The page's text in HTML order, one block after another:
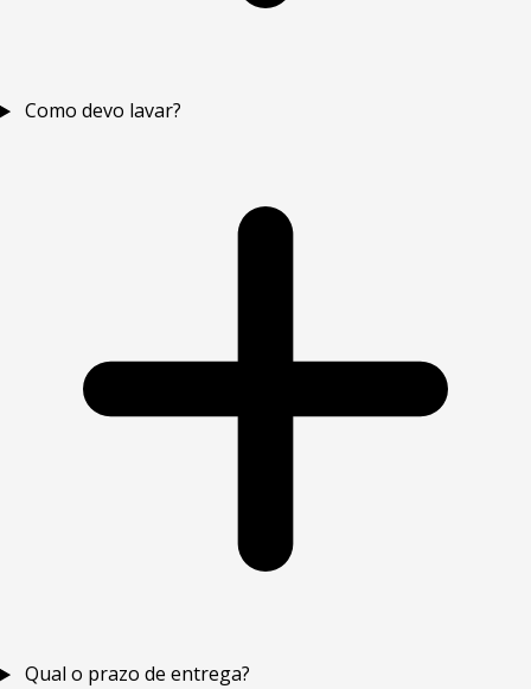
Como devo lavar?
Qual o prazo de entrega?